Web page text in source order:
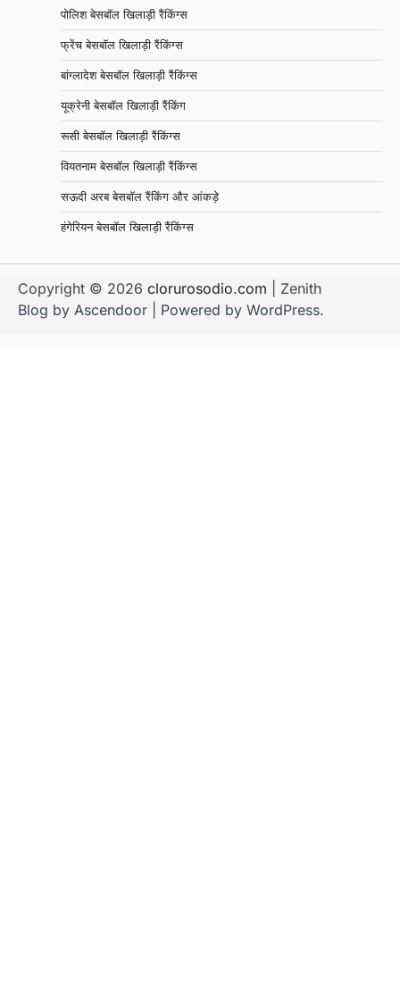
पोलिश बेसबॉल खिलाड़ी रैंकिंग्स
फ्रेंच बेसबॉल खिलाड़ी रैंकिंग्स
बांग्लादेश बेसबॉल खिलाड़ी रैंकिंग्स
यूक्रेनी बेसबॉल खिलाड़ी रैंकिंग
रूसी बेसबॉल खिलाड़ी रैंकिंग्स
वियतनाम बेसबॉल खिलाड़ी रैंकिंग्स
सऊदी अरब बेसबॉल रैंकिंग और आंकड़े
हंगेरियन बेसबॉल खिलाड़ी रैंकिंग्स
Copyright © 2026 clorurosodio.com | Zenith
Blog by Ascendoor | Powered by WordPress.